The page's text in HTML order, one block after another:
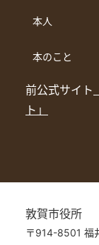
本人
本のこと
前公式サイト
ト」
敦賀市役所
〒914-8501 福